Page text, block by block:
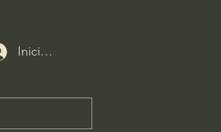
Iniciar sesión